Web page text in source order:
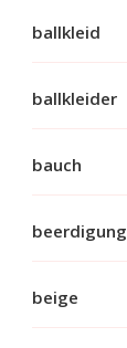
ballkleid
ballkleider
bauch
beerdigung
beige